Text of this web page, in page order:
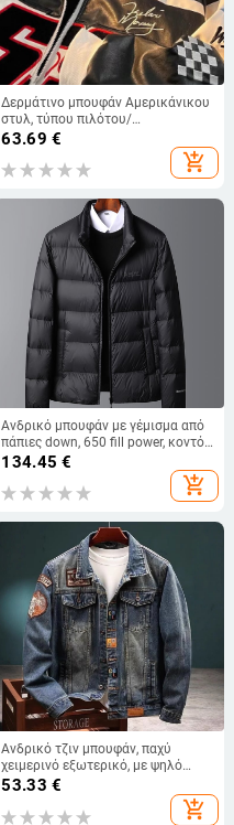
Δερμάτινο μπουφάν Αμερικάνικου
στυλ, τύπου πιλότου/
μοτοσικλέτας, φαρδιά γραμμή, PU
δέρμα, γιακά με πέτο, κλείσιμο με
μία σειρά κουμπιών
63.69 €
add_shopping_cart
Ανδρικό μπουφάν με γέμισμα από
πάπιες down, 650 fill power, κοντό
μήκος, στάντ γιακά, φερμουάρ,
βασικό εφαρμοστό στυλ για τον
χειμώνα
134.45 €
add_shopping_cart
Ανδρικό τζιν μπουφάν, παχύ
χειμερινό εξωτερικό, με ψηλό
γιακά, φερμουάρ εμπρός, πολλές
53.33 €
add_shopping_cart